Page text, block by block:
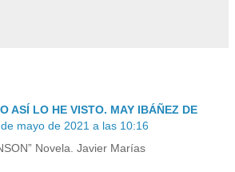
ASÍ LO HE VISTO. MAY IBÁÑEZ DE
mayo de 2021 a las 10:16
Novela. Javier Marías